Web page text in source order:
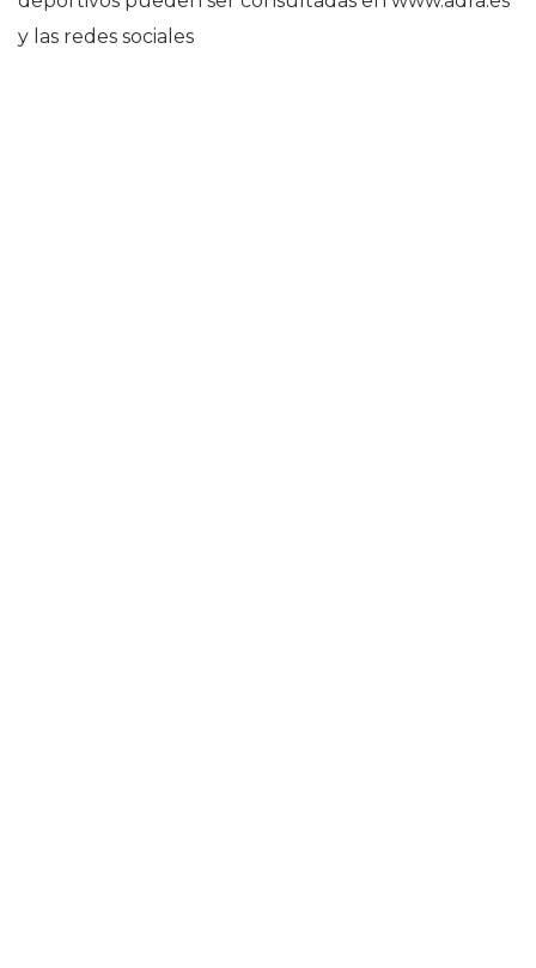
y las redes sociales